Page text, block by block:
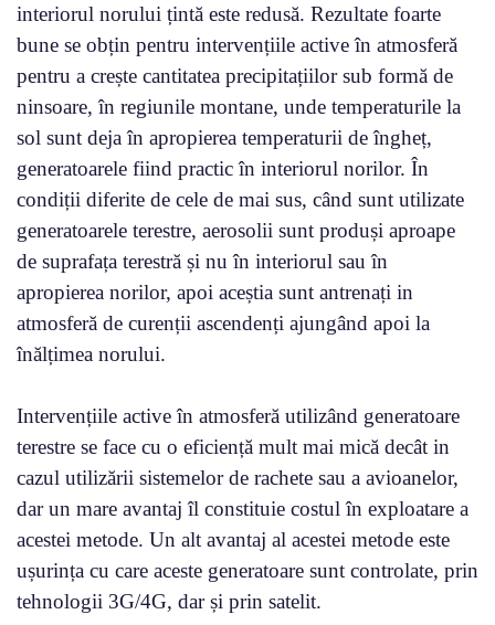
interiorul norului țintă este redusă. Rezultate foarte
bune se obțin pentru intervențiile active în atmosferă
pentru a crește cantitatea precipitațiilor sub formă de
ninsoare, în regiunile montane, unde temperaturile la
sol sunt deja în apropierea temperaturii de îngheț,
generatoarele fiind practic în interiorul norilor. În
condiții diferite de cele de mai sus, când sunt utilizate
generatoarele terestre, aerosolii sunt produși aproape
de suprafața terestră și nu în interiorul sau în
apropierea norilor, apoi aceștia sunt antrenați in
atmosferă de curenții ascendenți ajungând apoi la
înălțimea norului.
Intervențiile active în atmosferă utilizând generatoare
terestre se face cu o eficiență mult mai mică decât in
cazul utilizării sistemelor de rachete sau a avioanelor,
dar un mare avantaj îl constituie costul în exploatare a
acestei metode. Un alt avantaj al acestei metode este
ușurința cu care aceste generatoare sunt controlate, prin
tehnologii 3G/4G, dar și prin satelit.